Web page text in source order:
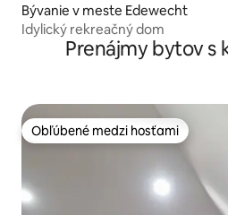
Bývanie v meste Edewecht
Idylický rekreačný dom
Prenájmy bytov s
Obľúbené medzi hosťami
Obľúbené medzi hosťami